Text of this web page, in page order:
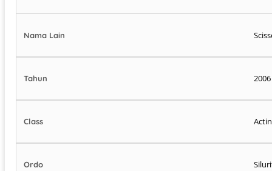
Nama Lain
Tahun 2006
Class
Ordo